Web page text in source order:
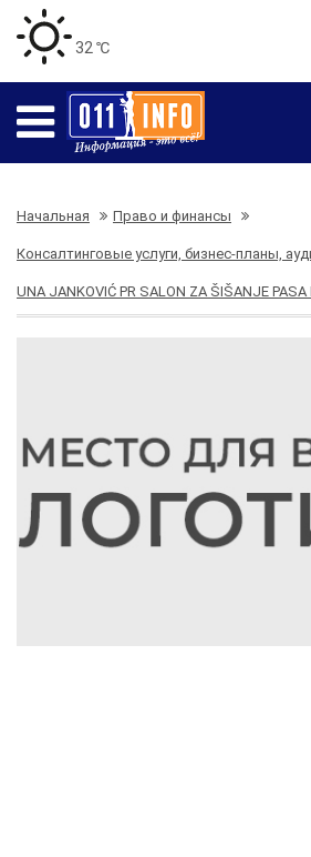
32 ℃
Начальная Право и финансы
Консалтинговые услуги, бизнес-планы,
UNA JANKOVIĆ PR SALON ZA ŠIŠANJE PASA